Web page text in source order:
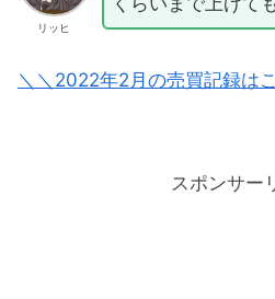
リッヒ
＼＼2022年2月の売買記録は
スポンサー